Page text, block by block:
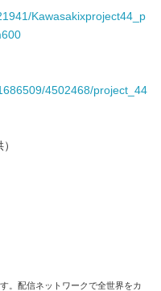
Kawasakixproject44_p
4502468/project_44
。配信ネットワークで全世界をカ